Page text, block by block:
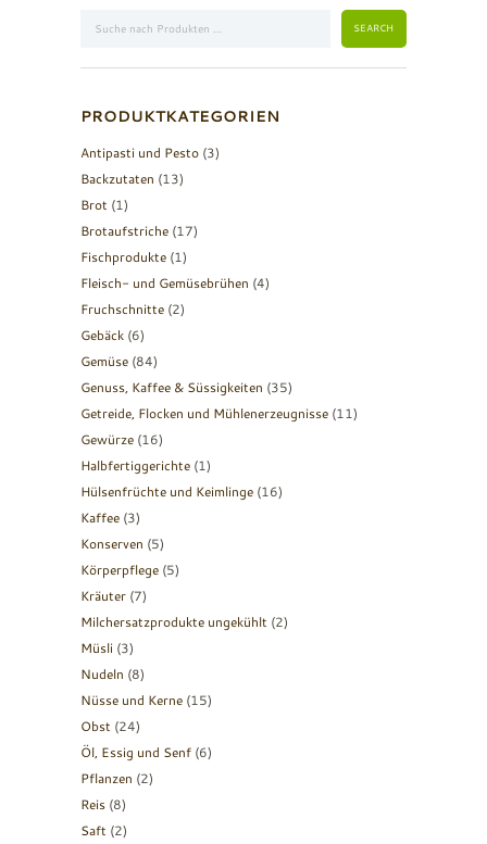
n
t
v
:
PRODUKTKATEGORIEN
Antipasti und Pesto (3)
Backzutaten (13)
Brot (1)
Brotaufstriche (17)
Fischprodukte (1)
Fleisch- und Gemüsebrühen (4)
Fruchschnitte (2)
Gebäck (6)
Gemüse (84)
Genuss, Kaffee & Süssigkeiten (35)
Getreide, Flocken und Mühlenerzeugnisse (11)
Gewürze (16)
Halbfertiggerichte (1)
Hülsenfrüchte und Keimlinge (16)
Kaffee (3)
Konserven (5)
Körperpflege (5)
Kräuter (7)
Milchersatzprodukte ungekühlt (2)
Müsli (3)
Nudeln (8)
Nüsse und Kerne (15)
Obst (24)
Öl, Essig und Senf (6)
Pflanzen (2)
Reis (8)
Saft (2)